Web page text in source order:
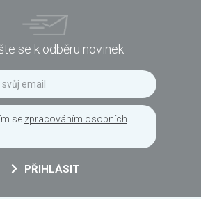
se k odběru novinek
se zpracováním osobních
PŘIHLÁSIT